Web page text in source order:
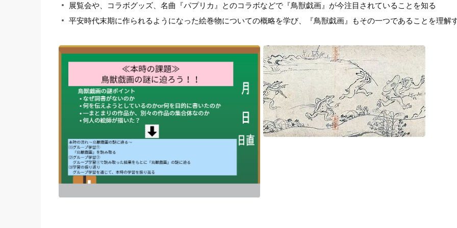
展覧会や、コラボグッズ、名曲『パプリカ』とのコラボなどで『鳥獣戯画』が今注目されていることを知る
平安時代末期に作られるようになった絵巻物についての概略を学び、『鳥獣戯画』もその一つであることを理解